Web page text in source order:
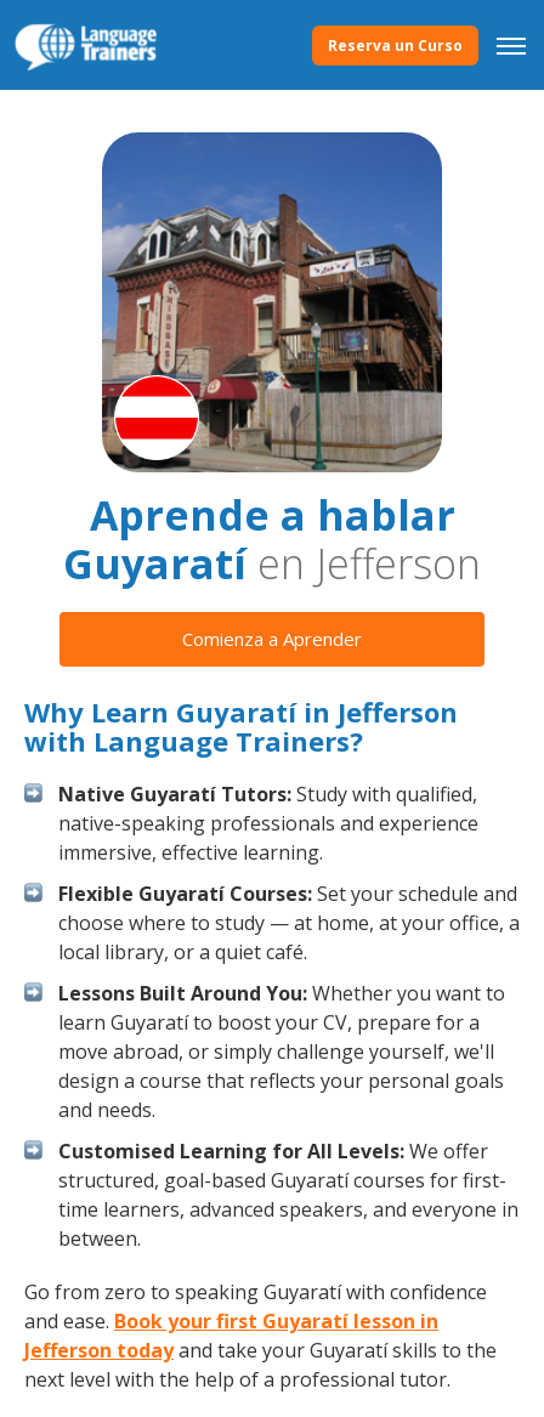
Reserva un Curso
Aprende a hablar
Guyaratíen Jefferson
Comienza a Aprender
Why Learn Guyaratí in Jefferson
with Language Trainers?
Native Guyaratí Tutors:Study with qualified,
native-speaking professionals and experience
immersive, effective learning.
Flexible Guyaratí Courses:Set your schedule and
choose where to study — at home, at your office, a
local library, or a quiet café.
Lessons Built Around You:Whether you want to
learn Guyaratí to boost your CV, prepare for a
move abroad, or simply challenge yourself, we'll
design a course that reflects your personal goals
and needs.
Customised Learning for All Levels:We offer
structured, goal-based Guyaratí courses for first-
time learners, advanced speakers, and everyone in
between.
Go from zero to speaking Guyaratí with confidence
and ease. Book your first Guyaratí lesson in
Jefferson todayand take your Guyaratí skills to the
next level with the help of a professional tutor.